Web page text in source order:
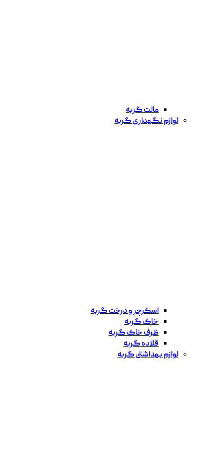
مالت گربه
لوازم نگهداری گربه
اسکرچر و درخت گربه
خاک گربه
ظرف خاک گربه
قلاده گربه
لوازم بهداشتی گربه